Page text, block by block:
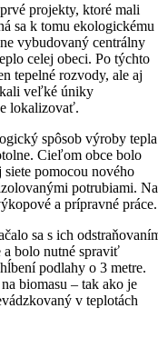
projekty, ktoré mali
sa k tomu ekologickému
vybudovaný centrálny
celej obeci. Po týchto
tepelné rozvody, ale aj
veľké úniky
lokalizovať.
spôsob výroby tepla
Cieľom obce bolo
pomocou nového
potrubiami. Na
a prípravné práce.
sa s ich
a bolo nutné spraviť
podlahy o 3 metre.
biomasu – tak ako je
v teplotách